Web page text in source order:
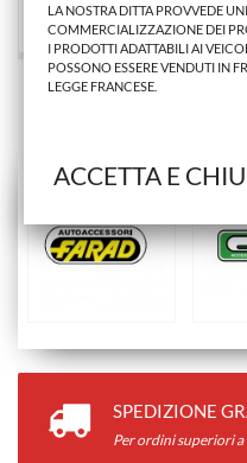
Stai Visualizzando 1 - 2 di 2 prodotti
SPEDIZIONE
Per ordini superiori
LA NOSTRA DITTA PROVVEDE
COMMERCIALIZZAZIONE DEI
I PRODOTTI ADATTABILI AI
POSSONO ESSERE VENDUTI IN
LEGGE FRANCESE.
ACCETTA E